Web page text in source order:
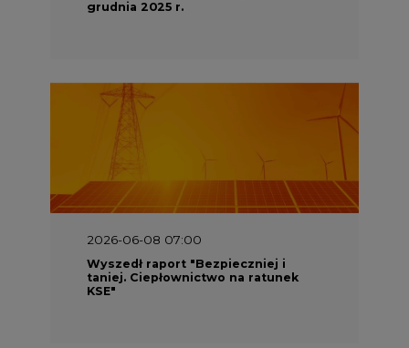
grudnia 2025 r.
2026-06-08 07:00
Wyszedł raport "Bezpieczniej i
taniej. Ciepłownictwo na ratunek
KSE"